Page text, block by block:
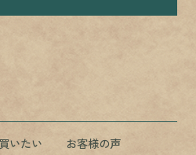
買いたい
お客様の声